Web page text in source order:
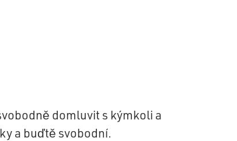
domluvit s kýmkoli a
a buďtě svobodní.